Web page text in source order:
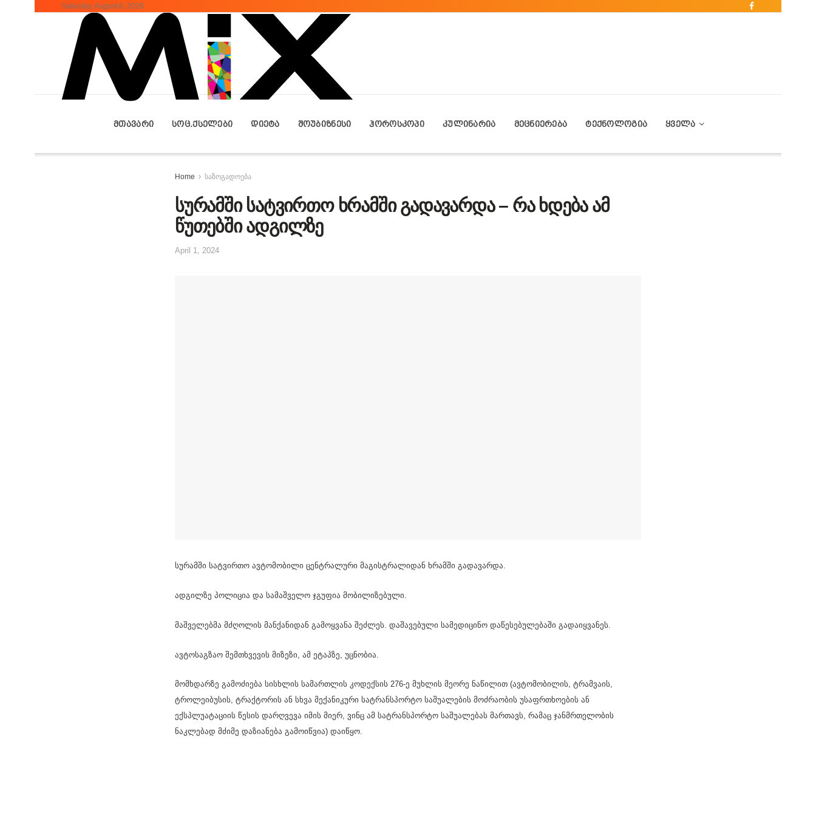
Saturday, August 8, 2026
ᲛᲗᲐᲕᲐᲠᲘ ᲡᲝᲪ.ᲥᲡᲔᲚᲔᲑᲘ ᲓᲘᲔᲢᲐ ᲨᲝᲣᲑᲘᲖᲜᲔᲡᲘ ᲰᲝᲠᲝᲡᲙᲝᲞᲘ ᲙᲣᲚᲘᲜᲐᲠᲘᲐ ᲛᲔᲪᲜᲘᲔᲠᲔᲑᲐ ᲢᲔᲥᲜᲝᲚᲝᲒᲘᲐ ᲧᲕᲔᲚᲐ
Home საზოგადოება
სურამში სატვირთო ხრამში გადავარდა – რა ხდება ამ
წუთებში ადგილზე
April 1, 2024
სურამში სატვირთო ავტომობილი ცენტრალური მაგისტრალიდან ხრამში გადავარდა.
ადგილზე პოლიცია და სამაშველო ჯგუფია მობილიზებული.
მაშველებმა მძღოლის მანქანიდან გამოყვანა შეძლეს. დაშავებული სამედიცინო დაწესებულებაში გადაიყვანეს.
ავტოსაგზაო შემთხვევის მიზეზი, ამ ეტაპზე, უცნობია.
მომხდარზე გამოძიება სისხლის სამართლის კოდექსის 276-ე მუხლის მეორე ნაწილით (ავტომობილის, ტრამვაის,
ტროლეიბუსის, ტრაქტორის ან სხვა მექანიკური სატრანსპორტო საშუალების მოძრაობის უსაფრთხოების ან
ექსპლუატაციის წესის დარღვევა იმის მიერ, ვინც ამ სატრანსპორტო საშუალებას მართავს, რამაც ჯანმრთელობის
ნაკლებად მძიმე დაზიანება გამოიწვია) დაიწყო.